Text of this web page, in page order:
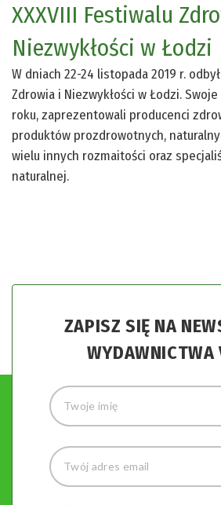
XXXVIII Festiwalu
Niezwykłości w Łodzi
W dniach 22-24 listopada 2019 r.
Zdrowia i Niezwykłości w Łodzi.
roku, zaprezentowali producenci
produktów prozdrowotnych,
wielu innych rozmaitości oraz
naturalnej.
ZAPISZ SIĘ NA
WYDAWNICTWA